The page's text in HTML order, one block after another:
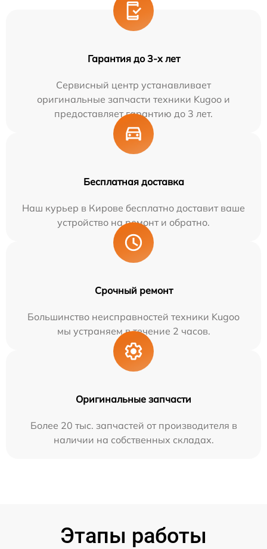
Гарантия до 3-х лет
Сервисный центр устанавливает
оригинальные запчасти техники Kugoo и
предоставляет гарантию до 3 лет.
Бесплатная доставка
Наш курьер в Кирове бесплатно доставит ваше
устройство на ремонт и обратно.
Срочный ремонт
Большинство неисправностей техники Kugoo
мы устраняем в течение 2 часов.
Оригинальные запчасти
Более 20 тыс. запчастей от производителя в
наличии на собственных складах.
Этапы работы